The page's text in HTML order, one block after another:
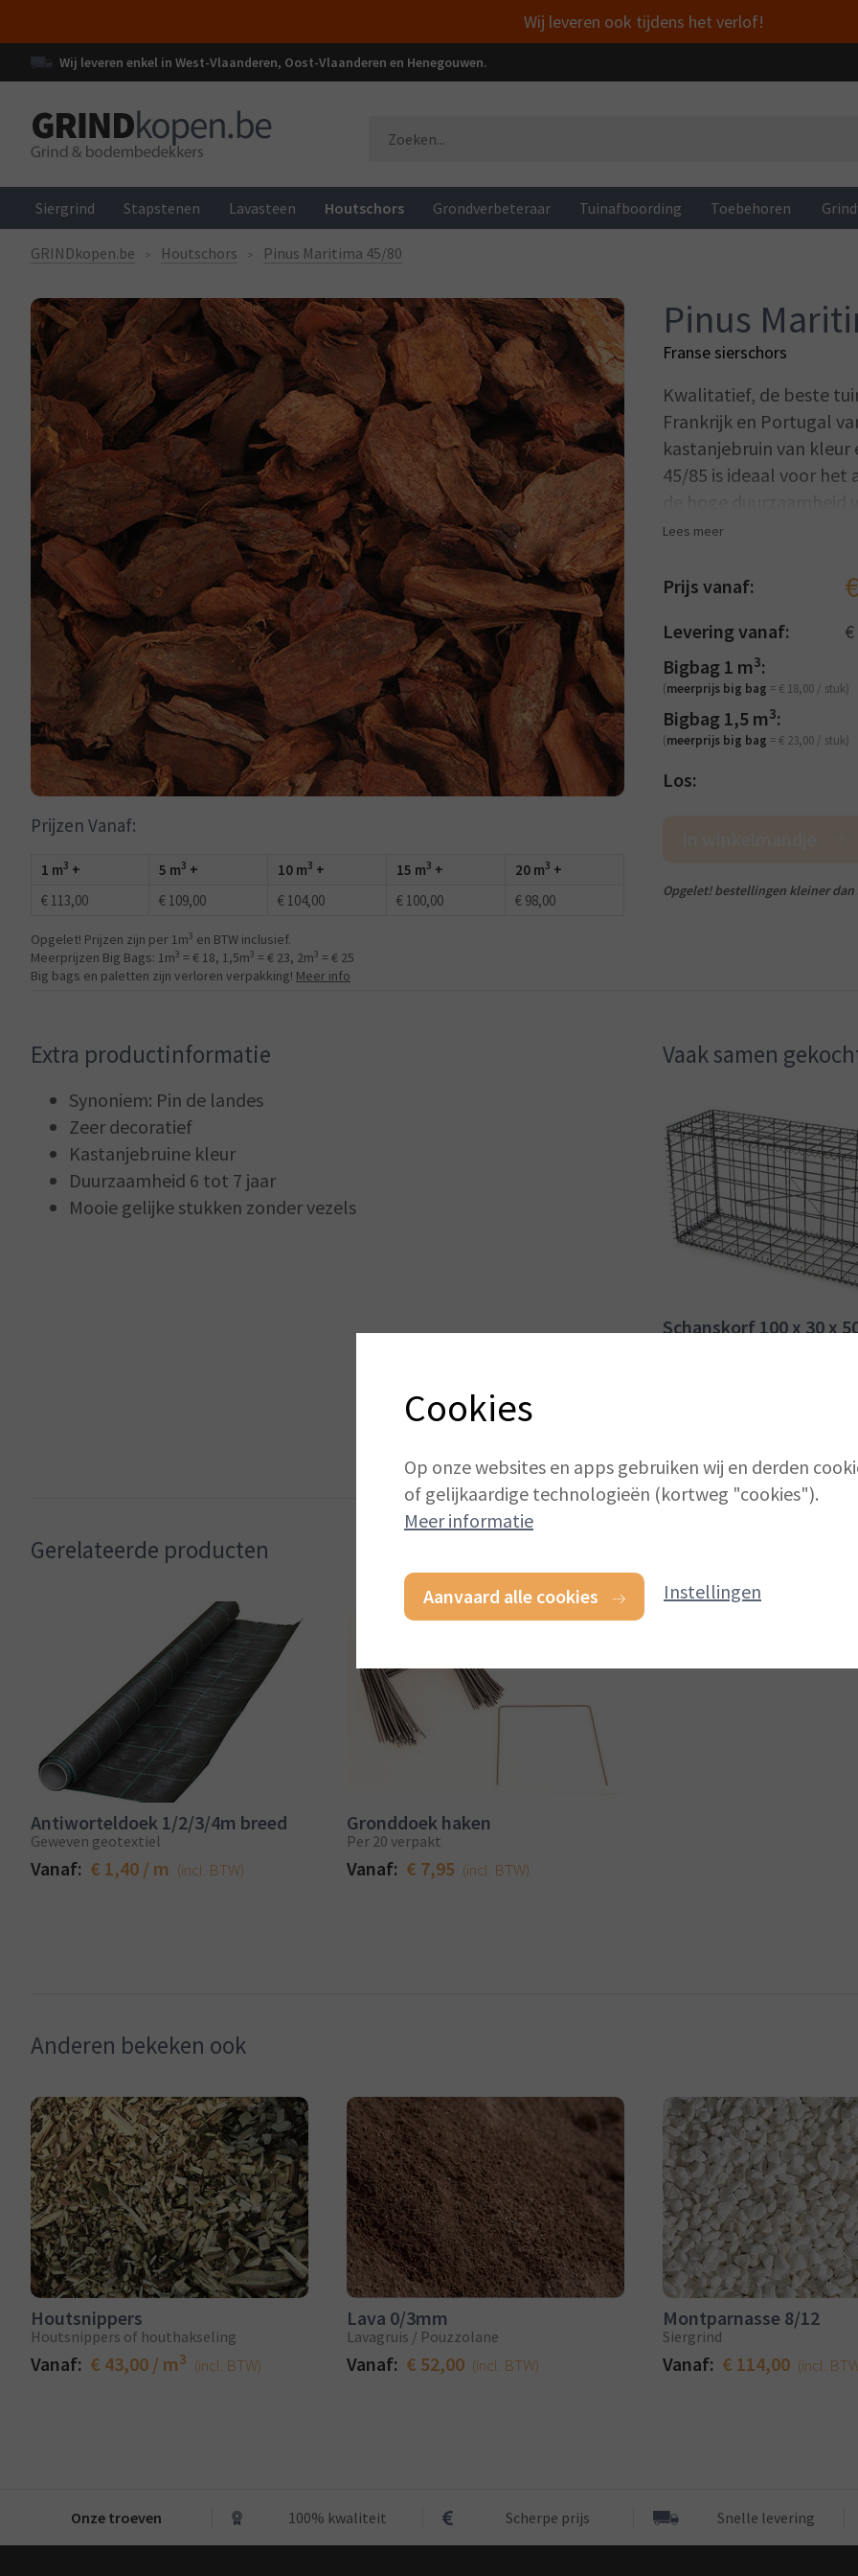
Wij leveren ook tijdens het verlof!
Wij leveren enkel in West-Vlaanderen, Oost-Vlaanderen en Henegouwen.
Siergrind Stapstenen Lavasteen Houtschors Grondverbeteraar Tuinafboording Toebehoren
GRINDkopen.be Houtschors Pinus Maritima 45/80
Prijzen Vanaf:
1 m3 + 5 m3 + 10 m3 + 15 m3 + 20 m3 +
€ 113,00
€ 109,00 € 104,00 € 100,00 € 98,00
Opgelet! Prijzen zijn per 1m3 en BTW inclusief.
Meerprijzen Big Bags: 1m3 = € 18, 1,5m3 = € 23, 2m3 = € 25
Big bags en paletten zijn verloren verpakking! Meer info
Pinus
Franse sierschors
Kwalitatief, de beste
Frankrijk en Portugal
kastanjebruin van
45/85 is ideaal voor het
Opgelet!Prijzen zijn /
Lees meer
Prijs vanaf:
Levering vanaf:
Bigbag 1 m3:
(meerprijs big bag = € 18,00 / stuk)
Bigbag 1,5 m3:
(meerprijs big bag = € 23,00 / stuk)
Los:
Opgelet! bestellingen kleiner dan
Extra productinformatie
Synoniem: Pin de landes
Zeer decoratief
Kastanjebruine kleur
Duurzaamheid 6 tot 7 jaar
Mooie gelijke stukken zonder vezels
Vaak samen
Schanskorf 100 x 30 x
Gerelateerde producten
Antiworteldoek 1/2/3/4m breed
Geweven geotextiel
Vanaf: € 1,40 / m (incl. BTW)
Gronddoek haken
Per 20 verpakt
Vanaf: € 7,95 (incl. BTW)
Anderen bekeken ook
Houtsnippers
Houtsnippers of houthakseling
Vanaf: € 43,00 / m3 (incl. BTW)
Lava 0/3mm
Lavagruis / Pouzzolane
Vanaf: € 52,00 (incl. BTW)
Montparnasse 8/12
Siergrind
Vanaf: € 114,00 (incl.
Onze troeven 100% kwaliteit Scherpe prijs Snelle levering
Cookies
Op onze websites en apps gebruiken wij en derden
of gelijkaardige technologieën (kortweg "cookies").
Meer informatie
Aanvaard alle cookies Instellingen